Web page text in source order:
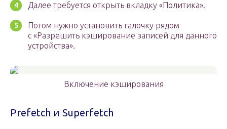
Далее требуется открыть вкладку «Политика».
Потом нужно установить галочку рядом
с «Разрешить кэширование записей для данного
устройства».
Включение кэширования
Prefetch и Superfetch